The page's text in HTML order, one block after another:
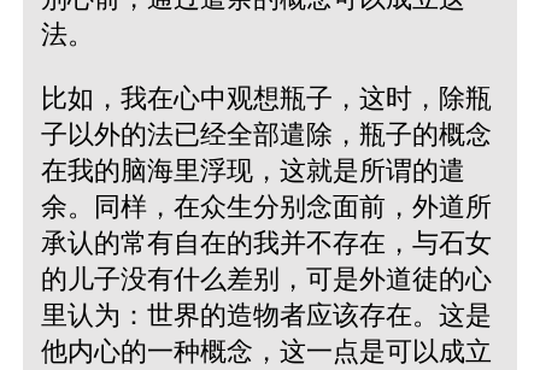
法。
比如，我在心中观想瓶子，这时，除瓶
子以外的法已经全部遣除，瓶子的概念
在我的脑海里浮现，这就是所谓的遣
余。同样，在众生分别念面前，外道所
承认的常有自在的我并不存在，与石女
的儿子没有什么差别，可是外道徒的心
里认为：世界的造物者应该存在。这是
他内心的一种概念，这一点是可以成立